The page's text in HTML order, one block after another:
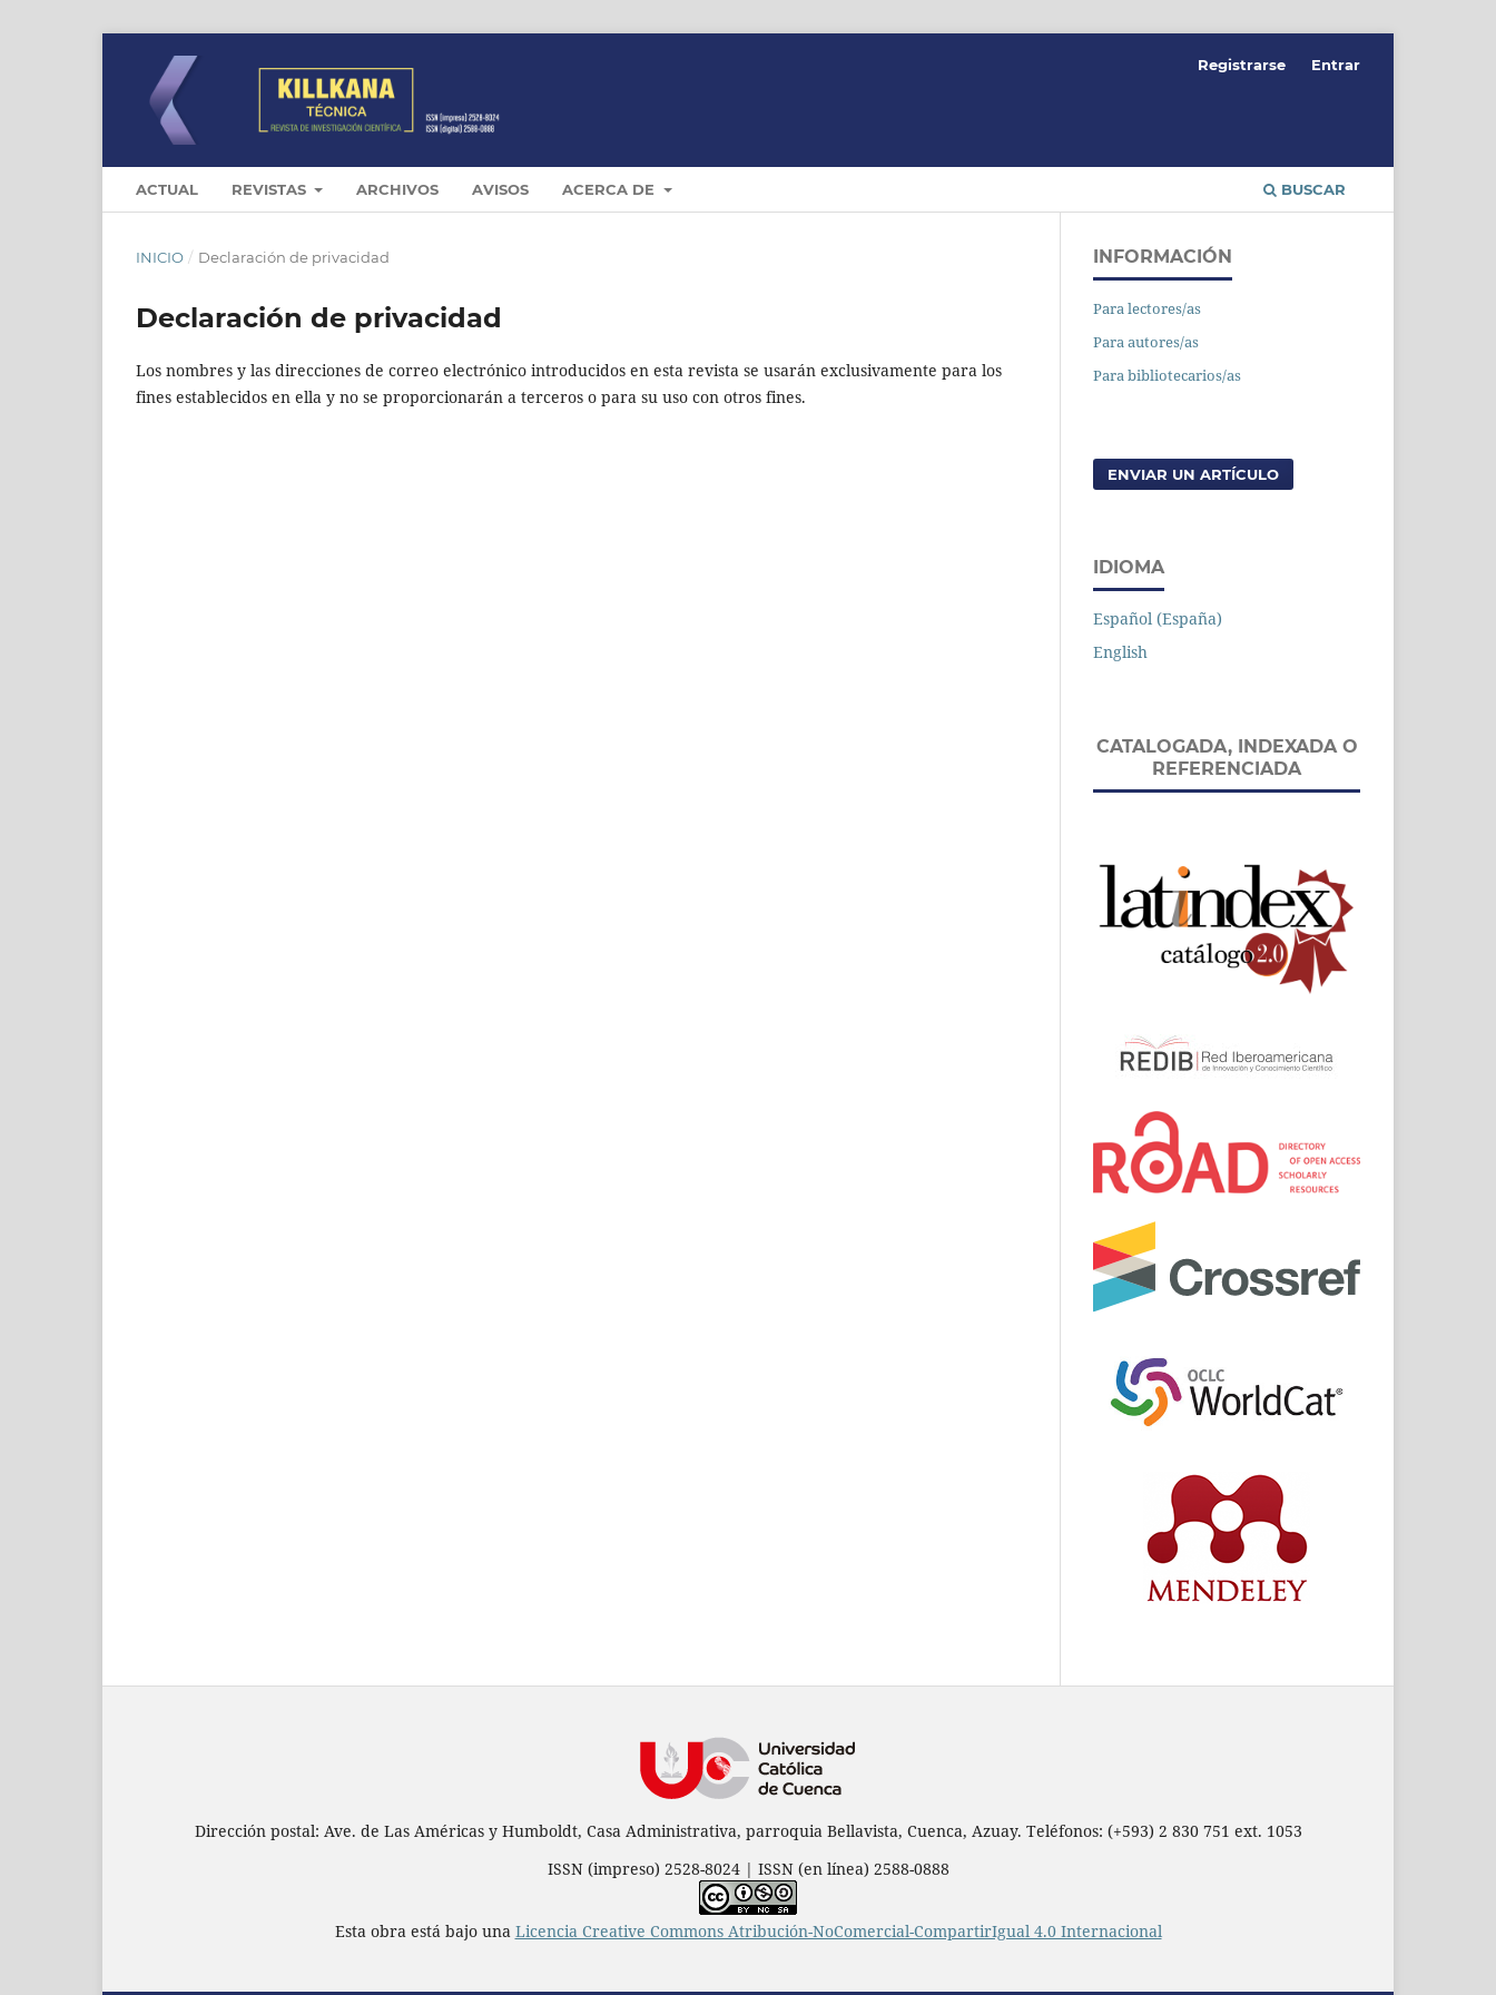
ACTUAL REVISTAS ARCHIVOS AVISOS ACERCA DE BUSCAR
Registrarse Entrar
INICIO / Declaración de privacidad
Declaración de privacidad
Los nombres y las direcciones de correo electrónico introducidos en esta revista se usarán exclusivamente para los
fines establecidos en ella y no se proporcionarán a terceros o para su uso con otros fines.
INFORMACIÓN
Para lectores/as
Para autores/as
Para bibliotecarios/as
ENVIAR UN ARTÍCULO
IDIOMA
Español (España)
English
CATALOGADA, INDEXADA O
REFERENCIADA
Dirección postal: Ave. de Las Américas y Humboldt, Casa Administrativa, parroquia Bellavista, Cuenca, Azuay. Teléfonos: (+593) 2 830 751 ext. 1053
ISSN (impreso) 2528-8024 | ISSN (en línea) 2588-0888
Esta obra está bajo una Licencia Creative Commons Atribución-NoComercial-CompartirIgual 4.0 Internacional